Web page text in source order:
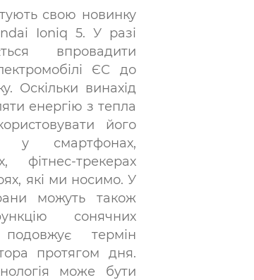
свою новинку
Ioniq 5. У разі
впровадити
ЄС до
Оскільки винахід
енергію з тепла
його
у смартфонах,
фітнес-трекерах
які ми носимо. У
можуть також
сонячних
термін
протягом дня.
може бути